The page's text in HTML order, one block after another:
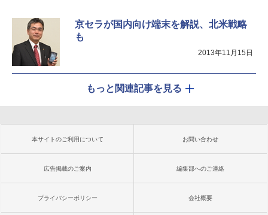
京セラが国内向け端末を解説、北米戦略
も
2013年11月15日
もっと関連記事を見る
本サイトのご利用について お問い合わせ
広告掲載のご案内 編集部へのご連絡
プライバシーポリシー 会社概要